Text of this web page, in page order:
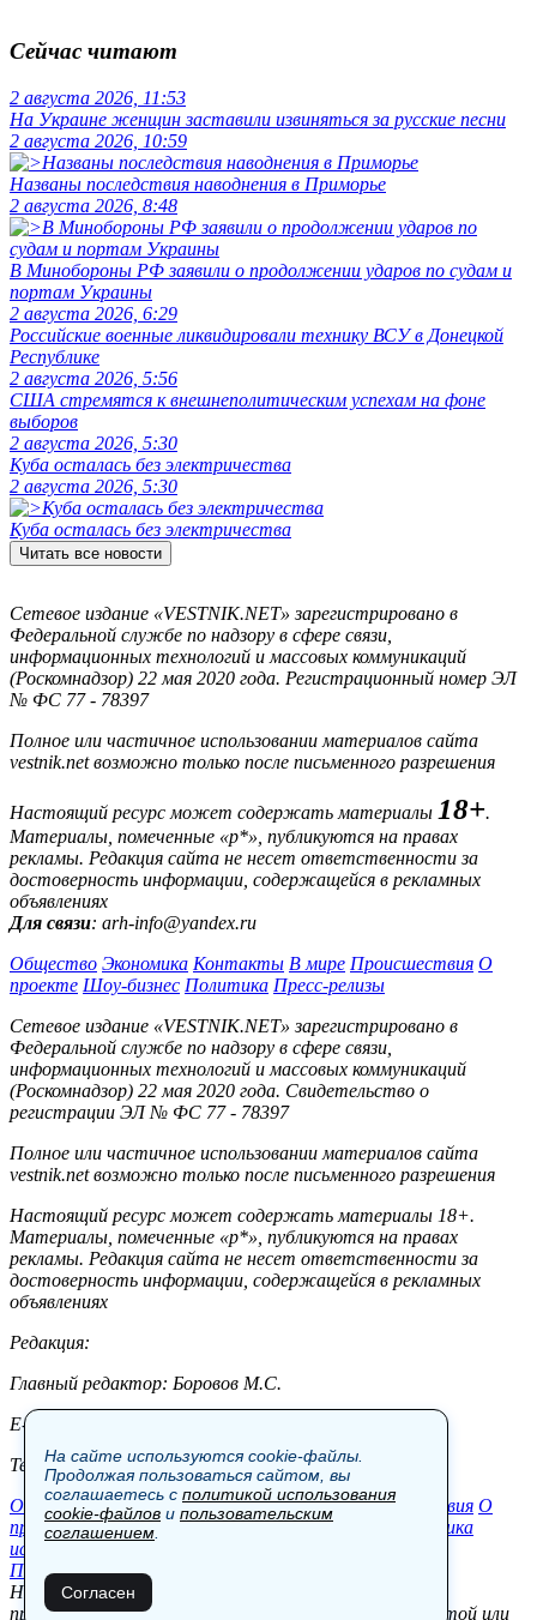
Сейчас читают
2 августа 2026, 11:53
На Украине женщин заставили извиняться за русские песни
2 августа 2026, 10:59
Названы последствия наводнения в Приморье
2 августа 2026, 8:48
В Минобороны РФ заявили о продолжении ударов по судам и
портам Украины
2 августа 2026, 6:29
Российские военные ликвидировали технику ВСУ в Донецкой
Республике
2 августа 2026, 5:56
США стремятся к внешнеполитическим успехам на фоне
выборов
2 августа 2026, 5:30
Куба осталась без электричества
2 августа 2026, 5:30
Куба осталась без электричества
Читать все новости
Сетевое издание «VESTNIK.NET» зарегистрировано в
Федеральной службе по надзору в сфере связи,
информационных технологий и массовых коммуникаций
(Роскомнадзор) 22 мая 2020 года. Регистрационный номер ЭЛ
№ ФС 77 - 78397
Полное или частичное использовании материалов сайта
vestnik.net возможно только после письменного разрешения
Настоящий ресурс может содержать материалы 18+.
Материалы, помеченные «р*», публикуются на правах
рекламы. Редакция сайта не несет ответственности за
достоверность информации, содержащейся в рекламных
объявлениях
Для связи: arh-info@yandex.ru
Общество Экономика Контакты В мире Происшествия О
проекте Шоу-бизнес Политика Пресс-релизы
Сетевое издание «VESTNIK.NET» зарегистрировано в
Федеральной службе по надзору в сфере связи,
информационных технологий и массовых коммуникаций
(Роскомнадзор) 22 мая 2020 года. Свидетельство о
регистрации ЭЛ № ФС 77 - 78397
Полное или частичное использовании материалов сайта
vestnik.net возможно только после письменного разрешения
Настоящий ресурс может содержать материалы 18+.
Материалы, помеченные «р*», публикуются на правах
рекламы. Редакция сайта не несет ответственности за
достоверность информации, содержащейся в рекламных
объявлениях
Редакция:
Главный редактор: Боровов М.С.
E-mail: site@vestnik.net, reb.msk@yandex.ru
Тел.: +7 (921) 720-00-97
Общество Экономика Контакты В мире Происшествия О
проекте Шоу-бизнес Политика Пресс-релизы
Политика
использования cookie-файлов
Пользовательское соглашение
Новости, аналитика, прогнозы и другие материалы,
представленные на данном сайте, не являются офертой или
На сайте используются cookie-файлы.
Продолжая пользоваться сайтом, вы
соглашаетесь с политикой использования
cookie-файлов и пользовательским
соглашением
Согласен